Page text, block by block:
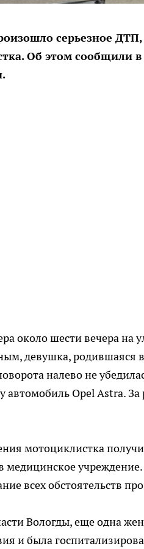
серьезное ДТП,
Об этом сообщили
около шести вечера на
девушка, родившаяся
налево не
автомобиль Opel Astra.
мотоциклистка
медицинское
всех обстоятельств
Вологды, еще одна
и была